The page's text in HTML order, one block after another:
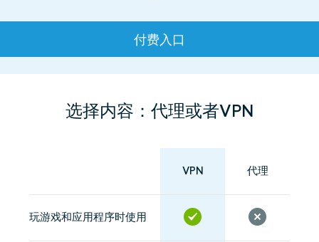
资费
选择内容：代理或者VPN
VPN 代理
玩游戏和应用程序时使用
付费入口